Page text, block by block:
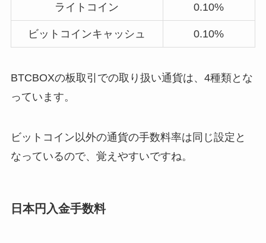
ライトコイン 0.10%
ビットコインキャッシュ 0.10%
BTCBOXの板取引での取り扱い通貨は、4種類とな
っています。
ビットコイン以外の通貨の手数料率は同じ設定と
なっているので、覚えやすいですね。
日本円入金手数料